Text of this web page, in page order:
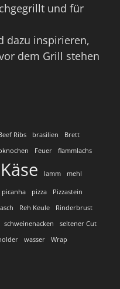
und für
dazu inspirieren,
dem Grill stehen
Ribs brasilien
Brett
Feuer flammlachs
Käse lamm mehl
picanha pizza
Pizzastein
Reh Keule
Rinderbrust
schweinenacken
seltener Cut
wasser
Wrap